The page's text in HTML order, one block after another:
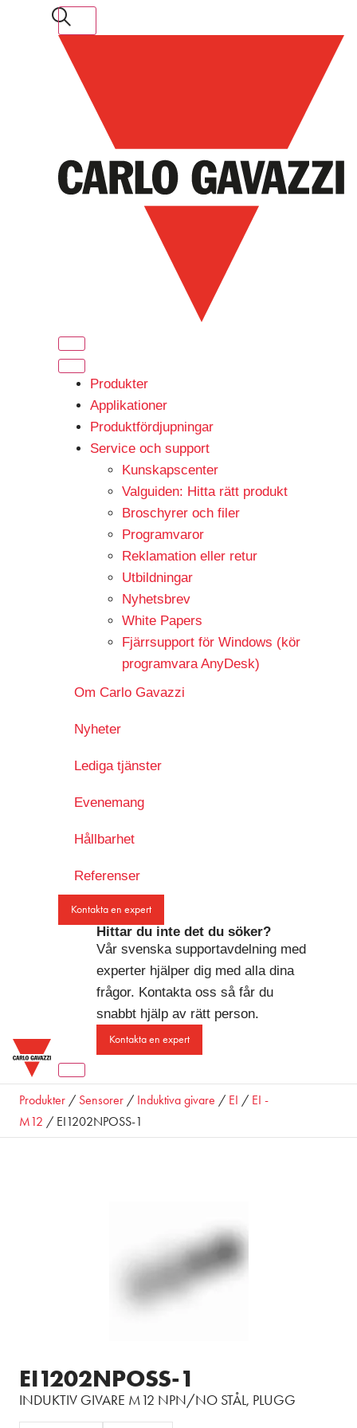
Produkter
Applikationer
Produktfördjupningar
Service och support
Kunskapscenter
Valguiden: Hitta rätt produkt
Broschyrer och filer
Programvaror
Reklamation eller retur
Utbildningar
Nyhetsbrev
White Papers
Fjärrsupport för Windows (kör
programvara AnyDesk)
Om Carlo Gavazzi
Nyheter
Lediga tjänster
Evenemang
Hållbarhet
Referenser
Kontakta en expert
Hittar du inte det du söker?
Vår svenska supportavdelning med
experter hjälper dig med alla dina
frågor. Kontakta oss så får du
snabbt hjälp av rätt person.
Kontakta en expert
Produkter / Sensorer / Induktiva givare / EI / EI -
M12 / EI1202NPOSS-1
EI1202NPOSS-1
INDUKTIV GIVARE M12 NPN/NO STÅL, PLUGG